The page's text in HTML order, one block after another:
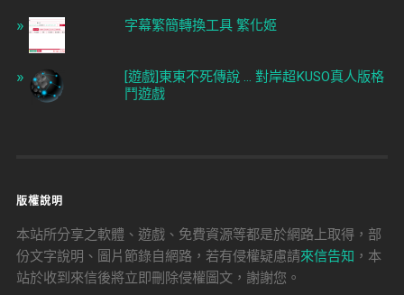
字幕繁簡轉換工具 繁化姬
[遊戲]東東不死傳說 ... 對岸超KUSO真人版格
鬥遊戲
版權說明
本站所分享之軟體、遊戲、免費資源等都是於網路上取得，部
份文字說明、圖片節錄自網路，若有侵權疑慮請來信告知 ，本
站於收到來信後將立即刪除侵權圖文，謝謝您。